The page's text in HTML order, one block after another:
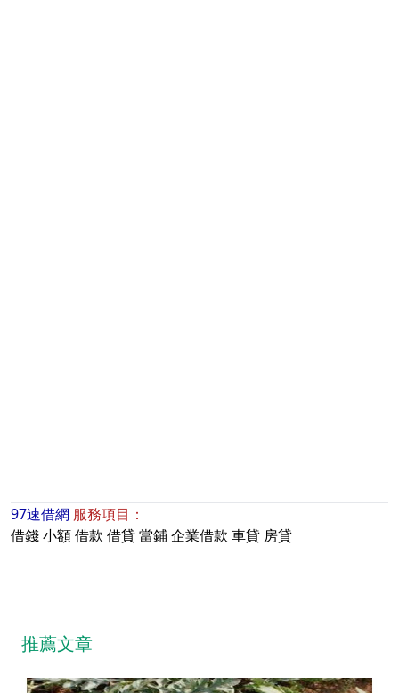
97速借網 服務項目：
借錢小額借款 借貸當鋪企業借款 車貸 房貸
推薦文章